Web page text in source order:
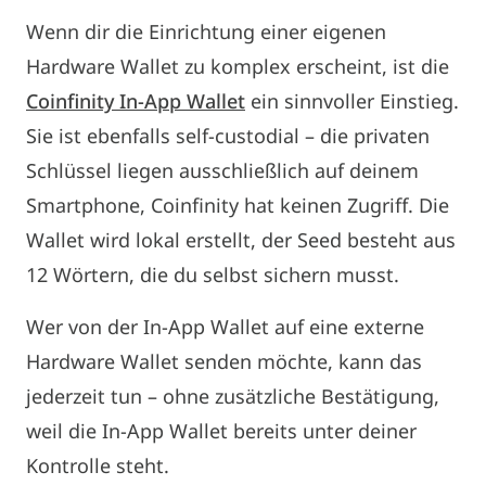
Wenn dir die Einrichtung einer eigenen
Hardware Wallet zu komplex erscheint, ist die
Coinfinity In-App Wallet ein sinnvoller Einstieg.
Sie ist ebenfalls self-custodial – die privaten
Schlüssel liegen ausschließlich auf deinem
Smartphone, Coinfinity hat keinen Zugriff. Die
Wallet wird lokal erstellt, der Seed besteht aus
12 Wörtern, die du selbst sichern musst.
Wer von der In-App Wallet auf eine externe
Hardware Wallet senden möchte, kann das
jederzeit tun – ohne zusätzliche Bestätigung,
weil die In-App Wallet bereits unter deiner
Kontrolle steht.